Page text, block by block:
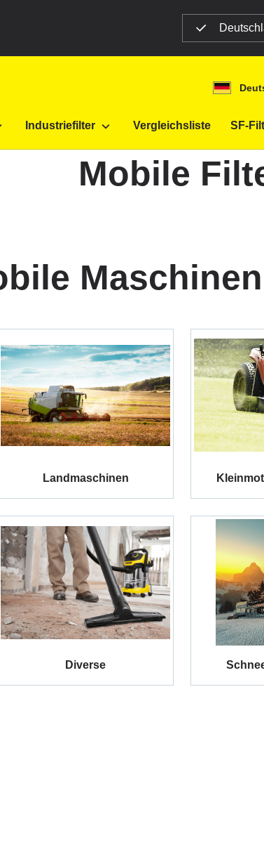
Industriefilter Vergleichsliste SF-
Mobile
Landmaschinen
Diverse